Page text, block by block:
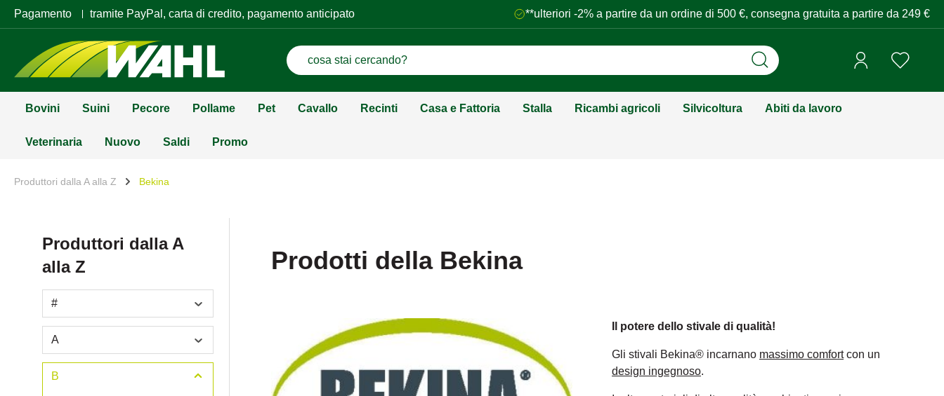
Pagamento tramite PayPal, carta di credito, pagamento anticipato **ulteriori -2% a partire da un ordine di 500 €, consegna gratuita a partire da 249 €
Bovini Suini Pecore Pollame Pet Cavallo Recinti Casa e Fattoria Stalla Ricambi agricoli Silvicoltura Abiti da lavoro
Veterinaria Nuovo Saldi Promo
Produttori dalla A alla Z Bekina
Produttori dalla A
alla Z
#
A
B
Prodotti della Bekina
Il potere dello stivale di qualità!
Gli stivali Bekina® incarnano massimo comfortcon un
design ingegnoso.